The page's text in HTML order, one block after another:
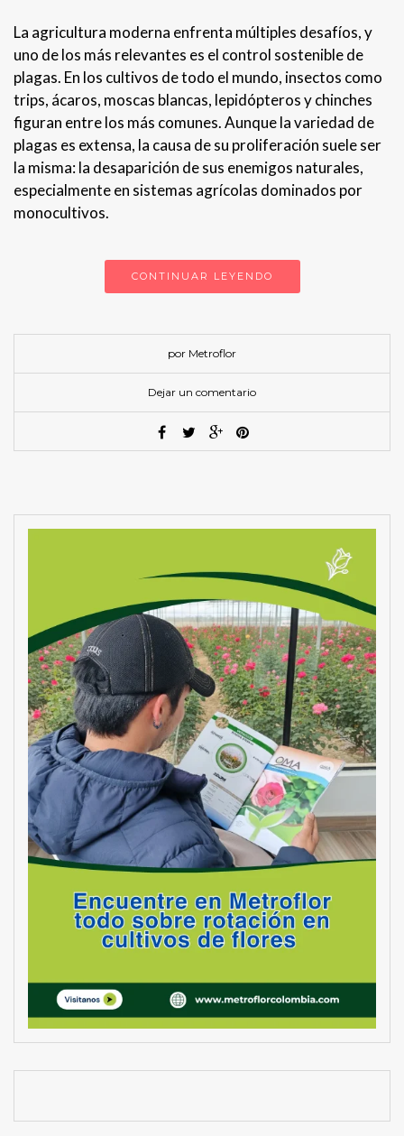
La agricultura moderna enfrenta múltiples desafíos, y
uno de los más relevantes es el control sostenible de
plagas. En los cultivos de todo el mundo, insectos como
trips, ácaros, moscas blancas, lepidópteros y chinches
figuran entre los más comunes. Aunque la variedad de
plagas es extensa, la causa de su proliferación suele ser
la misma: la desaparición de sus enemigos naturales,
especialmente en sistemas agrícolas dominados por
monocultivos.
CONTINUAR LEYENDO
por Metroflor
Dejar un comentario